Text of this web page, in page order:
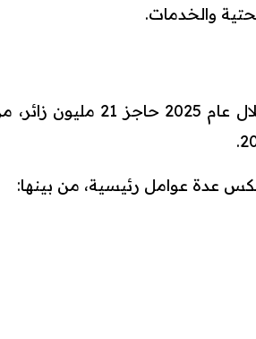
والخدمات.
خلال عام 2025 حاجز 21
عدة عوامل رئيسية، من بينها: